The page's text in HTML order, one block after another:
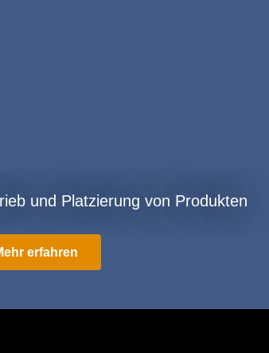
und Platzierung von Produkten
erfahren